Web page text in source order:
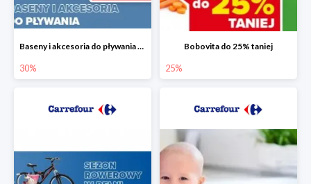
Baseny i akcesoria do pływania do -30%
30%
Bobovita do 25% taniej
25%